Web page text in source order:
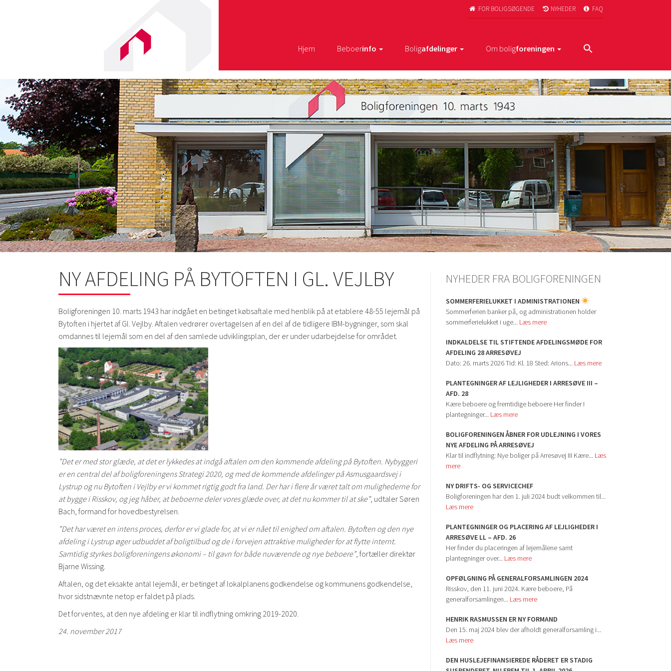
 FOR BOLIGSØGENDE  NYHEDER  FAQ
Hjem Beboerinfo Boligafdelinger Om boligforeningen
NY AFDELING PÅ BYTOFTEN I GL. VEJLBY
Boligforeningen 10. marts 1943 har indgået en betinget købsaftale med henblik på at etablere 48-55 lejemål på
Bytoften i hjertet af Gl. Vejlby. Aftalen vedrører overtagelsen af en del af de tidligere IBM-bygninger, som skal
omdannes til lejemål som en del af den samlede udviklingsplan, der er under udarbejdelse for området.
”Det er med stor glæde, at det er lykkedes at indgå aftalen om den kommende afdeling på Bytoften. Nybyggeri
er en central del af boligforeningens Strategi 2020, og med de kommende afdelinger på Asmusgaardsvej i
Lystrup og nu Bytoften i Vejlby er vi kommet rigtig godt fra land. Der har i flere år været talt om mulighederne for
at bygge i Risskov, og jeg håber, at beboerne deler vores glæde over, at det nu kommer til at ske”, udtaler Søren
Bach, formand for hovedbestyrelsen.
”Det har været en intens proces, derfor er vi glade for, at vi er nået til enighed om aftalen. Bytoften og den nye
afdeling i Lystrup øger udbuddet af boligtilbud og de i forvejen attraktive muligheder for at flytte internt.
Samtidig styrkes boligforeningens økonomi – til gavn for både nuværende og nye beboere”, fortæller direktør
Bjarne Wissing.
Aftalen, og det eksakte antal lejemål, er betinget af lokalplanens godkendelse og kommunens godkendelse,
hvor sidstnævnte netop er faldet på plads.
Det forventes, at den nye afdeling er klar til indflytning omkring 2019-2020.
24. november 2017
NYHEDER FRA BOLIGFORENINGEN
SOMMERFERIELUKKET I ADMINISTRATIONEN
Sommerferien banker på, og administrationen holder
sommerferielukket i uge... Læs mere
INDKALDELSE TIL STIFTENDE AFDELINGSMØDE FOR
AFDELING 28 ARRESØVEJ
Dato: 26. marts 2026 Tid: Kl. 18 Sted: Arions... Læs mere
PLANTEGNINGER AF LEJLIGHEDER I ARRESØVE III –
AFD. 28
Kære beboere og fremtidige beboere Her finder I
plantegninger... Læs mere
BOLIGFORENINGEN ÅBNER FOR UDLEJNING I VORES
NYE AFDELING PÅ ARRESØVEJ
Klar til indflytning: Nye boliger på Arresøvej III Kære... Læs
mere
NY DRIFTS- OG SERVICECHEF
Boligforeningen har den 1. juli 2024 budt velkommen til...
Læs mere
PLANTEGNINGER OG PLACERING AF LEJLIGHEDER I
ARRESØVE LL – AFD. 26
Her finder du placeringen af lejemålene samt
plantegninger over... Læs mere
OPFØLGNING PÅ GENERALFORSAMLINGEN 2024
Risskov, den 11. juni 2024. Kære beboere, På
generalforsamlingen... Læs mere
HENRIK RASMUSSEN ER NY FORMAND
Den 15. maj 2024 blev der afholdt generalforsamling i...
Læs mere
DEN HUSLEJEFINANSIEREDE RÅDERET ER STADIG